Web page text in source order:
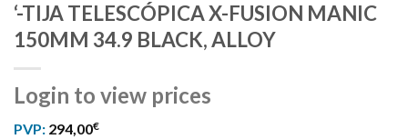
‘-TIJA TELESCÓPICA X-FUSION MANIC
150MM 34.9 BLACK, ALLOY
Login to view prices
PVP: 294,00€